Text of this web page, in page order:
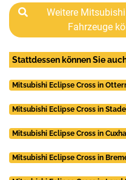
Weitere
Fahrzeuge
Stattdessen können Sie
Mitsubishi Eclipse Cross in
Mitsubishi Eclipse Cross in
Mitsubishi Eclipse Cross in
Mitsubishi Eclipse Cross in